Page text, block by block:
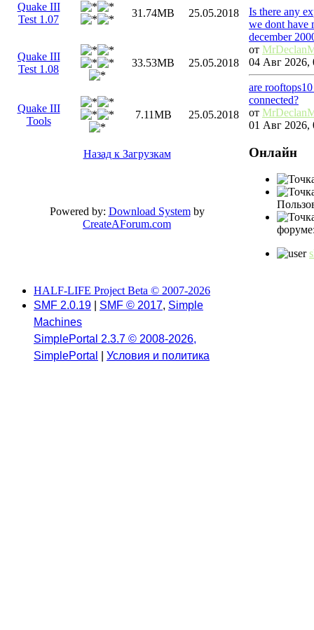
Quake III
Test 1.07
31.74MB 25.05.2018
Quake III
Test 1.08
33.53MB 25.05.2018
Quake III
Tools
7.11MB 25.05.2018
Назад к Загрузкам
Powered by: Download Systemby
CreateAForum.com
Is there any
we dont have
december
от
04 Авг 2026,
are
connected?
от
01 Авг 2026,
Онлайн
HALF-LIFE Project Beta © 2007-2026
SMF 2.0.19
SMF © 2017, Simple
Machines
SimplePortal 2.3.7 © 2008-2026,
SimplePortal
Условия и политика